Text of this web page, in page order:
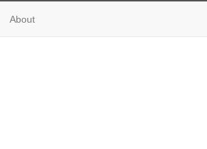
About